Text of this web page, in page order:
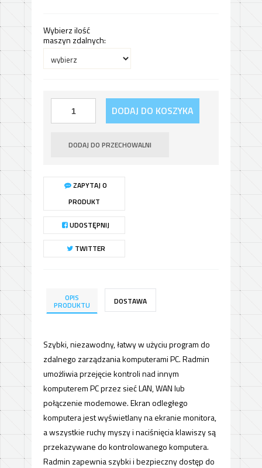
Wybierz ilość
maszyn zdalnych:
DODAJ DO KOSZYKA
DODAJ DO PRZECHOWALNI
ZAPYTAJ O
PRODUKT
UDOSTĘPNIJ
TWITTER
OPIS
PRODUKTU DOSTAWA
Szybki, niezawodny, łatwy w użyciu program do
zdalnego zarządzania komputerami PC. Radmin
umożliwia przejęcie kontroli nad innym
komputerem PC przez sieć LAN, WAN lub
połączenie modemowe. Ekran odległego
komputera jest wyświetlany na ekranie monitora,
a wszystkie ruchy myszy i naciśnięcia klawiszy są
przekazywane do kontrolowanego komputera.
Radmin zapewnia szybki i bezpieczny dostęp do